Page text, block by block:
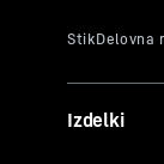
Izdelki